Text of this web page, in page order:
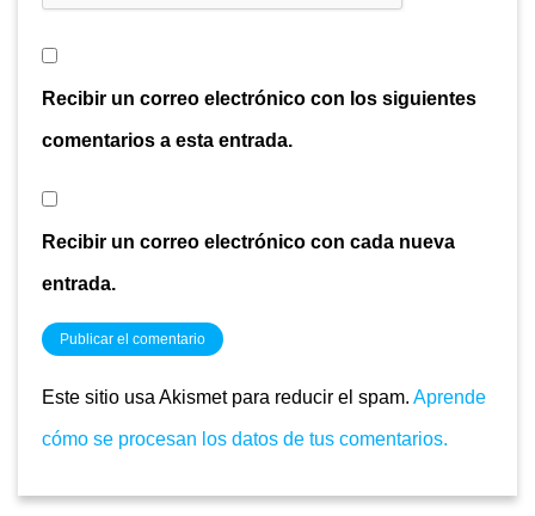
Recibir un correo electrónico con los siguientes
comentarios a esta entrada.
Recibir un correo electrónico con cada nueva
entrada.
Este sitio usa Akismet para reducir el spam. Aprende
cómo se procesan los datos de tus comentarios.